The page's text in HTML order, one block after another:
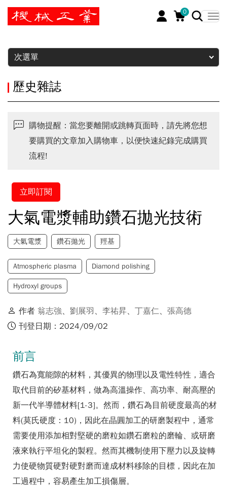
0
暫停
次選單
歷史雜誌
購物提醒：當您要離開或跳轉頁面時，請先將您想
要購買的文章加入購物車，以便快速紀錄完成購買
流程!
立即訂閱
大氣電漿輔助鑽石拋光技術
大氣電漿 鑽石拋光 羥基
Atmospheric plasma Diamond polishing
Hydroxyl groups
作者 翁志強、 劉展羽 、 李祐昇、 丁嘉仁、 張高德
刊登日期：2024/09/02
前言
鑽石為寬能隙的材料，其優異的物理以及電性特性，適合
取代目前的矽基材料，做為高溫操作、高功率、耐高壓的
新一代半導體材料[1-3]。然而，鑽石為目前硬度最高的材
料(莫氏硬度：10)，因此在晶圓加工的研磨製程中，通常
需要使用添加相對堅硬的磨粒如鑽石磨粒的磨輪、或研磨
液來執行平坦化的製程。然而其機制使用下壓力以及旋轉
力使硬物質硬對硬對磨而達成材料移除的目標，因此在加
工過程中，容易產生加工損傷層。